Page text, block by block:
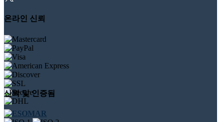
온라인 신뢰
신뢰 및 인증됨